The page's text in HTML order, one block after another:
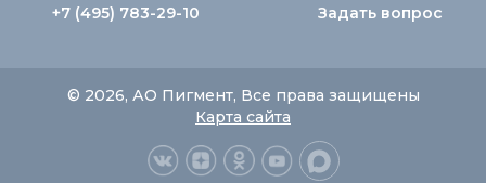
+7 (495) 783-29-10
Задать вопрос
© 2026, АО Пигмент, Все права защищены
Карта сайта